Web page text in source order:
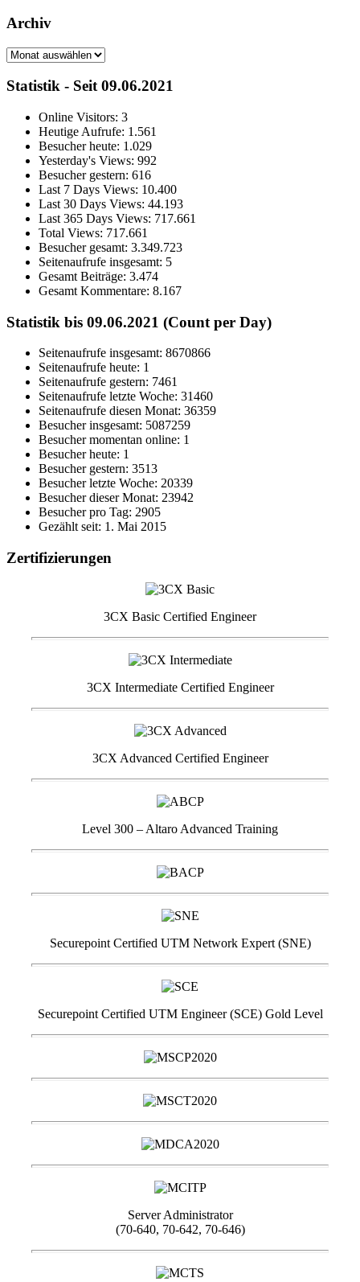
Archiv
Archiv
Statistik - Seit 09.06.2021
Online Visitors: 3
Heutige Aufrufe: 1.561
Besucher heute: 1.029
Yesterday's Views: 992
Besucher gestern: 616
Last 7 Days Views: 10.400
Last 30 Days Views: 44.193
Last 365 Days Views: 717.661
Total Views: 717.661
Besucher gesamt: 3.349.723
Seitenaufrufe insgesamt: 5
Gesamt Beiträge: 3.474
Gesamt Kommentare: 8.167
Statistik bis 09.06.2021 (Count per Day)
Seitenaufrufe insgesamt: 8670866
Seitenaufrufe heute: 1
Seitenaufrufe gestern: 7461
Seitenaufrufe letzte Woche: 31460
Seitenaufrufe diesen Monat: 36359
Besucher insgesamt: 5087259
Besucher momentan online: 1
Besucher heute: 1
Besucher gestern: 3513
Besucher letzte Woche: 20339
Besucher dieser Monat: 23942
Besucher pro Tag: 2905
Gezählt seit: 1. Mai 2015
Zertifizierungen
3CX Basic Certified Engineer
3CX Intermediate Certified Engineer
3CX Advanced Certified Engineer
Level 300 – Altaro Advanced Training
Securepoint Certified UTM Network Expert (SNE)
Securepoint Certified UTM Engineer (SCE) Gold Level
Server Administrator
(70-640, 70-642, 70-646)